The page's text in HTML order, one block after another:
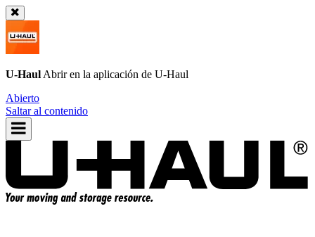
U-Haul Abrir en la aplicación de U-Haul
Abierto
Saltar al contenido